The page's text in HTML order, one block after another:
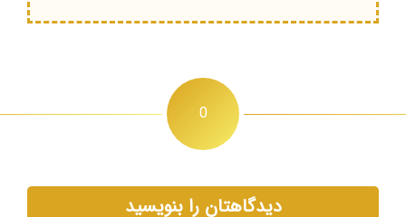
0
دیدگاهتان را بنویسید